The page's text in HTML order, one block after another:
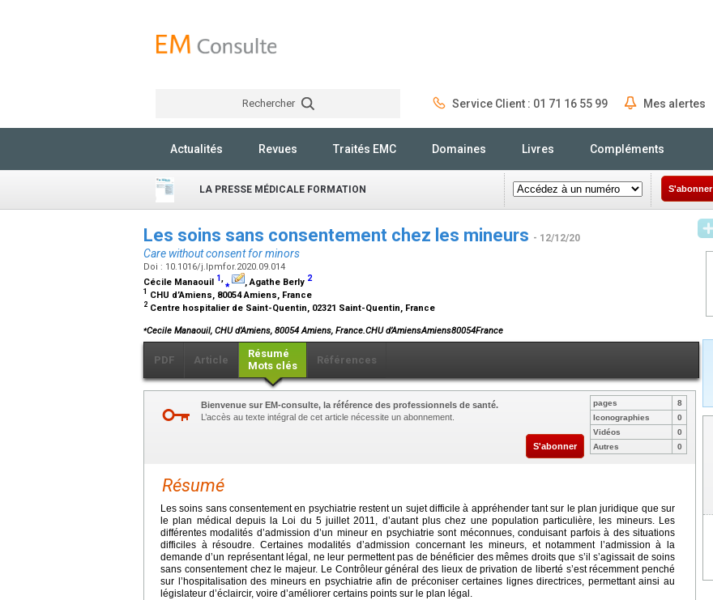
Rechercher Service Client : 01 71 16 55 99 Mes alertes
Actualités Revues Traités EMC Domaines Livres Compléments
LA PRESSE MÉDICALE FORMATION S'abonner
Les soins sans consentement chez les mineurs - 12/12/20
Care without consent for minors
Doi : 10.1016/j.lpmfor.2020.09.014
Cécile Manaouil 1,⁎ , Agathe Berly 2
1 CHU d’Amiens, 80054 Amiens, France
2 Centre hospitalier de Saint-Quentin, 02321 Saint-Quentin, France
⁎Cecile Manaouil, CHU d’Amiens, 80054 Amiens, France.CHU d’AmiensAmiens80054France
PDF Article
Résumé
Mots clés
Références
Bienvenue sur EM-consulte, la référence des professionnels de santé.
L’accès au texte intégral de cet article nécessite un abonnement.
S'abonner
pages
8
Iconographies
0
Vidéos
0
Autres
0
Résumé
Les soins sans consentement en psychiatrie restent un sujet difficile à appréhender tant sur le plan juridique que sur
le plan médical depuis la Loi du 5 juillet 2011, d’autant plus chez une population particulière, les mineurs. Les
différentes modalités d’admission d’un mineur en psychiatrie sont méconnues, conduisant parfois à des situations
difficiles à résoudre. Certaines modalités d’admission concernant les mineurs, et notamment l’admission à la
demande d’un représentant légal, ne leur permettent pas de bénéficier des mêmes droits que s’il s’agissait de soins
sans consentement chez le majeur. Le Contrôleur général des lieux de privation de liberté s’est récemment penché
sur l’hospitalisation des mineurs en psychiatrie afin de préconiser certaines lignes directrices, permettant ainsi au
législateur d’éclaircir, voire d’améliorer certains points sur le plan légal.